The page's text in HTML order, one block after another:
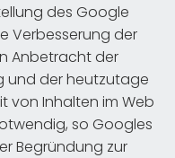
des Google
Verbesserung der
Anbetracht der
und der heutzutage
von Inhalten im Web
so Googles
Begründung zur